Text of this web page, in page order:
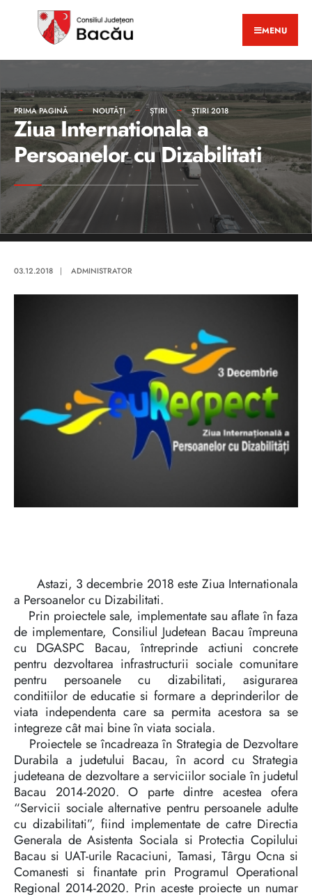
MENU
PRIMA PAGINĂ NOUTĂȚI ȘTIRI ȘTIRI 2018
Ziua Internationala a
Persoanelor cu Dizabilitati
03.12.2018 | ADMINISTRATOR
Astazi, 3 decembrie 2018 este Ziua Internationala
a Persoanelor cu Dizabilitati.
Prin proiectele sale, implementate sau aflate în faza
de implementare, Consiliul Judetean Bacau împreuna
cu DGASPC Bacau, întreprinde actiuni concrete
pentru dezvoltarea infrastructurii sociale comunitare
pentru persoanele cu dizabilitati, asigurarea
conditiilor de educatie si formare a deprinderilor de
viata independenta care sa permita acestora sa se
integreze cât mai bine în viata sociala.
Proiectele se încadreaza în Strategia de Dezvoltare
Durabila a judetului Bacau, în acord cu Strategia
judeteana de dezvoltare a serviciilor sociale în judetul
Bacau 2014-2020. O parte dintre acestea ofera
“Servicii sociale alternative pentru persoanele adulte
cu dizabilitati”, fiind implementate de catre Directia
Generala de Asistenta Sociala si Protectia Copilului
Bacau si UAT-urile Racaciuni, Tamasi, Târgu Ocna si
Comanesti si finantate prin Programul Operational
Regional 2014-2020. Prin aceste proiecte un numar